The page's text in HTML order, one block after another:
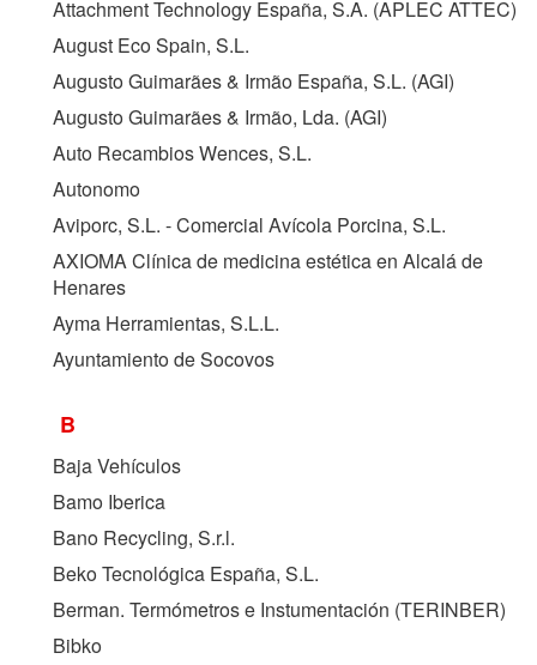
Attachment Technology España, S.A. (APLEC ATTEC)
August Eco Spain, S.L.
Augusto Guimarães & Irmão España, S.L. (AGI)
Augusto Guimarães & Irmão, Lda. (AGI)
Auto Recambios Wences, S.L.
Autonomo
Aviporc, S.L. - Comercial Avícola Porcina, S.L.
AXIOMA Clínica de medicina estética en Alcalá de
Henares
Ayma Herramientas, S.L.L.
Ayuntamiento de Socovos
B
Baja Vehículos
Bamo Iberica
Bano Recycling, S.r.l.
Beko Tecnológica España, S.L.
Berman. Termómetros e Instumentación (TERINBER)
Bibko